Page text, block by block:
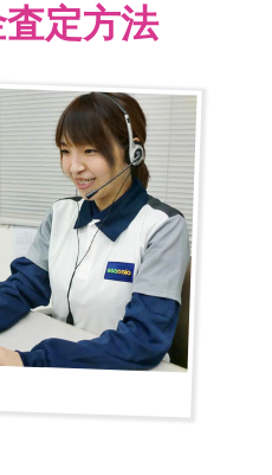
定方法